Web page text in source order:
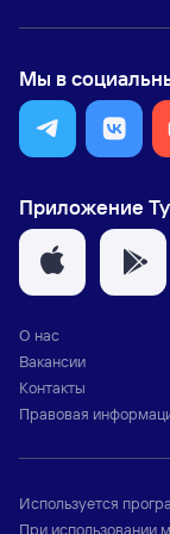
Мы в
Приложение
О нас
Вакансии
Контакты
Правовая
Используется
При использовании